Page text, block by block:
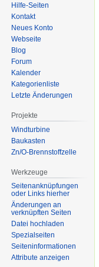
Hilfe-Seiten
Kontakt
Neues Konto
Webseite
Blog
Forum
Kalender
Kategorienliste
Letzte Änderungen
Projekte
Windturbine
Baukasten
Zn/O-Brennstoffzelle
Werkzeuge
Seitenanknüpfungen
oder Links hierher
Änderungen an
verknüpften Seiten
Datei hochladen
Spezialseiten
Seiten­informationen
Attribute anzeigen